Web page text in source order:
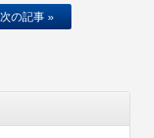
次の記事 »